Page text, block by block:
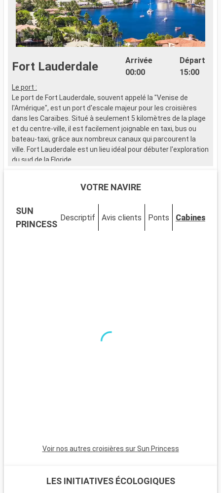
Fort Lauderdale
Arrivée
00:00
Départ
15:00
Le port :
Le port de Fort Lauderdale, souvent appelé la "Venise de
l'Amérique", est un port d'escale majeur pour les croisières
dans les Caraïbes. Situé à seulement 5 kilomètres de la plage
et du centre-ville, il est facilement joignable en taxi, bus ou
bateau-taxi, grâce aux nombreux canaux qui parcourent la
ville. Fort Lauderdale est un lieu idéal pour débuter l'exploration
du sud de la Floride.
Fort Lauderdale est réputée pour ses plages de sable et ses
galeries d'art et restaurants, offre une expérience de
shopping et de détente unique. Le Musée de Bonnet House se
distingue par son architecture singulière et ses jardins
minutes, est incontournable avec son atmosphère animée,
VOTRE NAVIRE
SUN
PRINCESS
Descriptif Avis clients Ponts Cabines
Voir nos autres croisières sur Sun Princess
LES INITIATIVES ÉCOLOGIQUES